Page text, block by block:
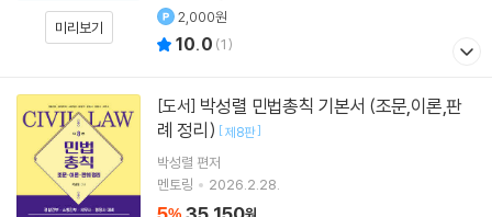
미리보기
2,000원
10.0 (1)
[도서]
례 정리) [제8판]
박성렬 편저
멘토링
2026.2.28.